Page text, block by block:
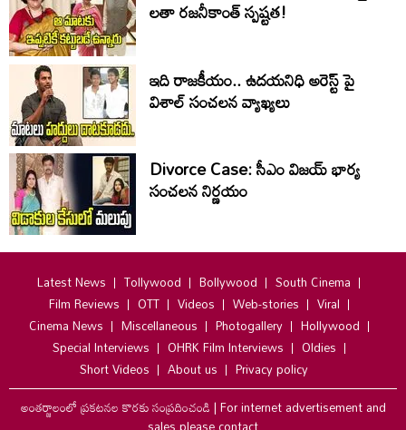
లతా రజనీకాంత్ స్పష్టత!
ఇది రాజకీయం.. ఉదయనిధి అరెస్ట్ పై
విశాల్ సంచలన వ్యాఖ్యలు
Divorce Case: సీఎం విజయ్ భార్య
సంచలన నిర్ణయం
Latest News Tollywood Bollywood
South Cinema
Film Reviews
OTT Videos Web-stories
Viral
Cinema News
Miscellaneous Photogallery
Hollywood
Special Interviews
OHRK Film Interviews
Oldies
Short Videos
About us
Privacy policy
అంతర్జాలంలో ప్రకటనల కొరకు సంప్రదించండి|For internet advertisement and